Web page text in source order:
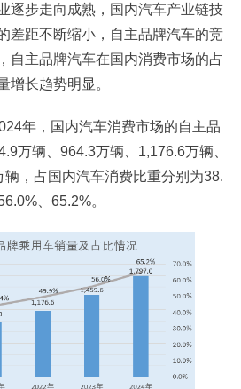
逐步走向成熟，国内汽车产业链技
差距不断缩小，自主品牌汽车的竞
自主品牌汽车在国内消费市场的占
增长趋势明显。
年，国内汽车消费市场的自主品
万辆、964.3万辆、1,176.6万辆、
，占国内汽车消费比重分别为38.
、65.2%。